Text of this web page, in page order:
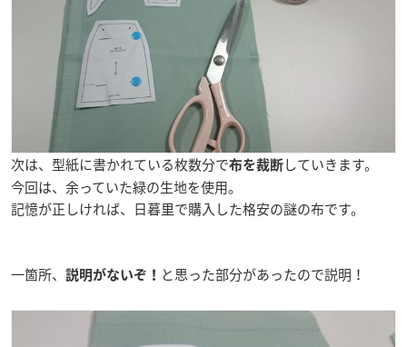
次は、型紙に書かれている枚数分で布を裁断 していきます。
今回は、余っていた緑の生地を使用。
記憶が正しければ、日暮里で購入した格安の謎の布です。
一箇所、 説明がないぞ！ と思った部分があったので説明！